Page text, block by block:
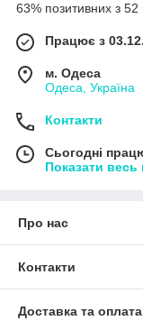
63% позитивних з 52
Працює з
м. Одеса
Одеса, Україна
Контакти
Сьогодні
Показати весь
Про нас
Контакти
Доставка та оплата